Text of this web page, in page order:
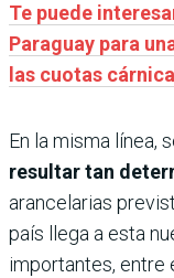
Te puede
Paraguay para
las cuotas
En la misma línea,
resultar tan
arancelarias
país llega a esta
importantes, entre